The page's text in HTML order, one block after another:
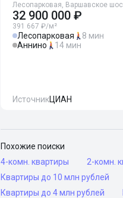
Лесопарковая, Варшавское
32 900 000 ₽
391 667 ₽/м²
Лесопарковая
8 мин
Аннино
14 мин
ИсточникЦИАН
Похожие поиски
4-комн. квартиры
2-комн.
Квартиры до 10 млн рублей
Квартиры до 4 млн рублей